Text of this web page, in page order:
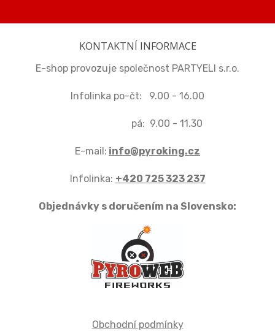
KONTAKTNÍ INFORMACE
E-shop provozuje společnost PARTYELI s.r.o.
Infolinka po-čt: 9.00 - 16.00
pá: 9.00 - 11.30
E-mail: info@pyroking.cz
Infolinka: +420 725 323 237
Objednávky s doručením na Slovensko:
Obchodní podmínky